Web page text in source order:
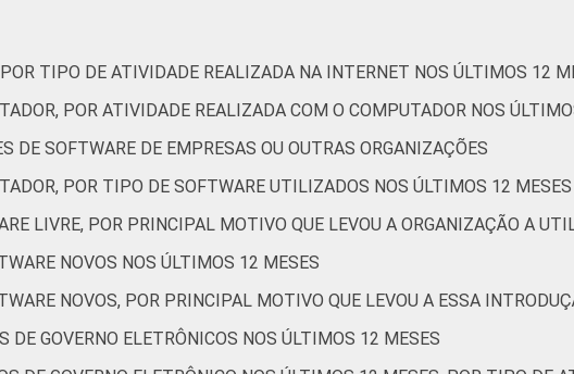
0 0 4 63 0 0 0 99
1 0 9 57 1 0 3 96
TIPO DE ATIVIDADE REALIZADA NA INTERNET NOS ÚLTIMOS 12
POR ATIVIDADE REALIZADA COM O COMPUTADOR NOS
DE SOFTWARE DE EMPRESAS OU OUTRAS ORGANIZAÇÕES
POR TIPO DE SOFTWARE UTILIZADOS NOS ÚLTIMOS 12 MESES
LIVRE, POR PRINCIPAL MOTIVO QUE LEVOU A ORGANIZAÇÃO A
NOVOS NOS ÚLTIMOS 12 MESES
NOVOS, POR PRINCIPAL MOTIVO QUE LEVOU A ESSA
GOVERNO ELETRÔNICOS NOS ÚLTIMOS 12 MESES